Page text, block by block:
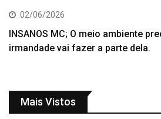
02/06/2026
INSANOS MC; O meio ambiente
irmandade vai fazer a parte dela.
Mais Vistos